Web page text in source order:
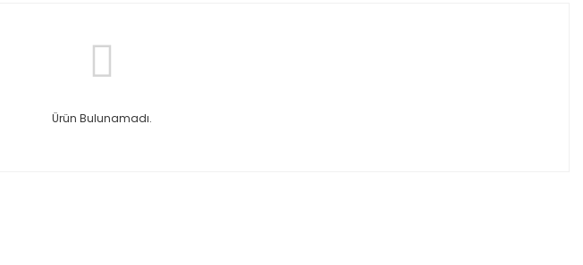
Ürün Bulunamadı.